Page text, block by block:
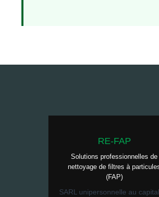
RE-FAP
Solutions professionnelles de
nettoyage de filtres à
(FAP)
SARL unipersonnelle au